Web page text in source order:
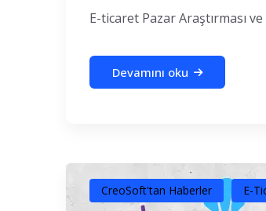
E-ticaret Pazar Araştırması
Devamını oku
CreoSoft'tan Haberler E-